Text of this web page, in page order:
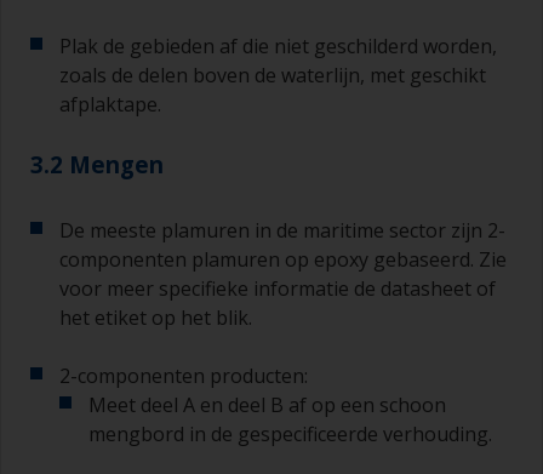
Plak de gebieden af die niet geschilderd worden,
zoals de delen boven de waterlijn, met geschikt
afplaktape.
3.2 Mengen
De meeste plamuren in de maritime sector zijn 2-
componenten plamuren op epoxy gebaseerd. Zie
voor meer specifieke informatie de datasheet of
het etiket op het blik.
2-componenten producten:
Meet deel A en deel B af op een schoon
mengbord in de gespecificeerde verhouding.